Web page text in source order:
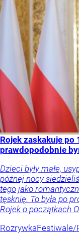
Rojek zaskakuje po
prawdopodobnie
Dzieci były małe,
późnej nocy
tego jako
tęsknię. To była po
Rojek o początkach
RozrywkaFestiwale/